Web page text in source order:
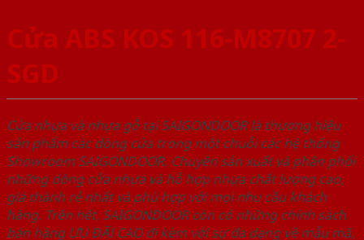
Cửa ABS KOS 116-M8707 2-
SGD
Cửa nhựa và nhựa gỗ tại SAIGONDOOR là thương hiệu
sản phẩm các dòng cửa trong một chuỗi các hệ thống
Showroom SAIGONDOOR. Chuyên sản xuất và phân phối
những dòng cửa nhựa và hỗ hợp nhựa chất lượng cao,
giá thành rẻ nhất và phù hợp với mọi nhu cầu khách
hàng. Trên hết, SAIGONDOOR còn có những chính sách
bán hàng ƯU ĐÃI CAO đi kèm với sự đa dạng về mẫu mã,